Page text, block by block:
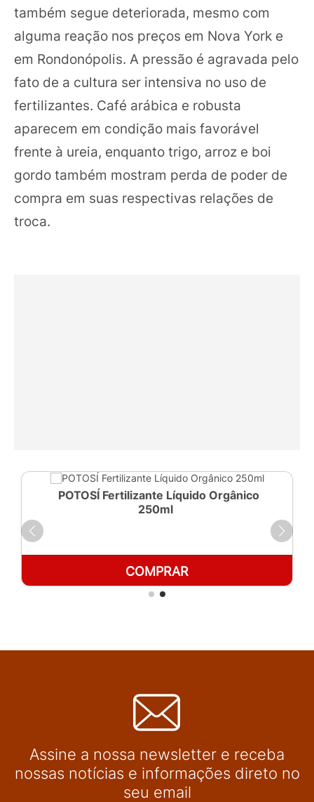
também segue deteriorada, mesmo com
alguma reação nos preços em Nova York e
em Rondonópolis. A pressão é agravada pelo
fato de a cultura ser intensiva no uso de
fertilizantes. Café arábica e robusta
aparecem em condição mais favorável
frente à ureia, enquanto trigo, arroz e boi
gordo também mostram perda de poder de
compra em suas respectivas relações de
troca.
POTOSÍ Fertilizante Líquido Orgânico
250ml
COMPRAR
Assine a nossa newsletter e receba
nossas notícias e informações direto no
seu email